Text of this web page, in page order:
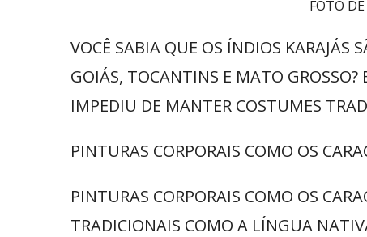
FOTO
VOCÊ SABIA QUE OS ÍNDIOS KARAJÁS
GOIÁS, TOCANTINS E MATO GROSSO?
IMPEDIU DE MANTER COSTUMES
PINTURAS CORPORAIS COMO OS
PINTURAS CORPORAIS COMO OS
TRADICIONAIS COMO A LÍNGUA